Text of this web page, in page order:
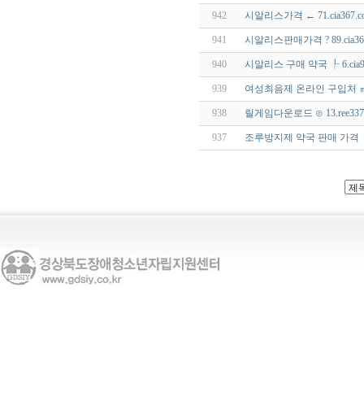
942 시알리스가격 ←
941 시알리스판매가격 ?
940 시알리스 구매 약국 ┞
939 여성최음제 온라인 구입처
938 릴게임다운로드 ⊙
937 조루방지제 약국 판매 가격